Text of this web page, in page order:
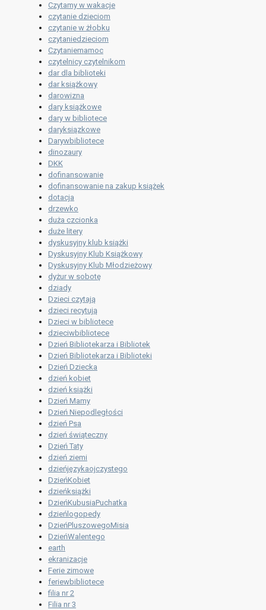
Czytamy w wakacje
czytanie dzieciom
czytanie w żłobku
czytaniedzieciom
Czytaniemamoc
czytelnicy czytelnikom
dar dla biblioteki
dar książkowy
darowizna
dary książkowe
dary w bibliotece
daryksiązkowe
Darywbibliotece
dinozaury
DKK
dofinansowanie
dofinansowanie na zakup książek
dotacja
drzewko
duża czcionka
duże litery
dyskusyjny klub książki
Dyskusyjny Klub Książkowy
Dyskusyjny Klub Młodzieżowy
dyżur w sobotę
dziady
Dzieci czytają
dzieci recytują
Dzieci w bibliotece
dzieciwbibliotece
Dzień Bibliotekarza i Bibliotek
Dzień Bibliotekarza i Biblioteki
Dzień Dziecka
dzień kobiet
dzień książki
Dzień Mamy
Dzień Niepodległości
dzień Psa
dzień świąteczny
Dzień Taty
dzień ziemi
dzieńjęzykaojczystego
DzieńKobiet
dzieńksiążki
DzieńKubusiaPuchatka
dzieńlogopedy
DzieńPluszowegoMisia
DzieńWalentego
earth
ekranizacje
Ferie zimowe
feriewbibliotece
filia nr 2
Filia nr 3